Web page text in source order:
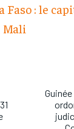
Faso : le
Mali